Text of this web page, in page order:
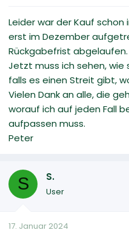
Leider war der Kauf
erst im Dezember
Rückgabefrist abgelaufen.
Jetzt muss ich sehen, wie
falls es einen Streit gibt,
Vielen Dank an alle, die
worauf ich auf jeden Fall
aufpassen muss.
Peter
S S.
User
17. Januar 2024